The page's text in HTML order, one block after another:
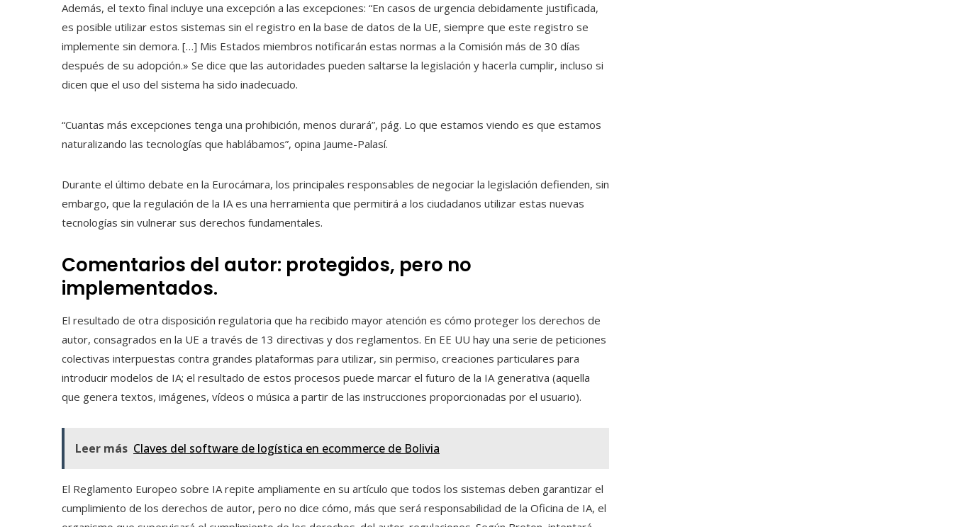
Además, el texto final incluye una excepción a las excepciones: “En casos de urgencia debidamente justificada,
es posible utilizar estos sistemas sin el registro en la base de datos de la UE, siempre que este registro se
implemente sin demora. […] Mis Estados miembros notificarán estas normas a la Comisión más de 30 días
después de su adopción.» Se dice que las autoridades pueden saltarse la legislación y hacerla cumplir, incluso si
dicen que el uso del sistema ha sido inadecuado.
“Cuantas más excepciones tenga una prohibición, menos durará”, pág. Lo que estamos viendo es que estamos
naturalizando las tecnologías que hablábamos”, opina Jaume-Palasí.
Durante el último debate en la Eurocámara, los principales responsables de negociar la legislación defienden, sin
embargo, que la regulación de la IA es una herramienta que permitirá a los ciudadanos utilizar estas nuevas
tecnologías sin vulnerar sus derechos fundamentales.
Comentarios del autor: protegidos, pero no
implementados.
El resultado de otra disposición regulatoria que ha recibido mayor atención es cómo proteger los derechos de
autor, consagrados en la UE a través de 13 directivas y dos reglamentos. En EE UU hay una serie de peticiones
colectivas interpuestas contra grandes plataformas para utilizar, sin permiso, creaciones particulares para
introducir modelos de IA; el resultado de estos procesos puede marcar el futuro de la IA generativa (aquella
que genera textos, imágenes, vídeos o música a partir de las instrucciones proporcionadas por el usuario).
Leer más Claves del software de logística en ecommerce de Bolivia
El Reglamento Europeo sobre IA repite ampliamente en su artículo que todos los sistemas deben garantizar el
cumplimiento de los derechos de autor, pero no dice cómo, más que será responsabilidad de la Oficina de IA, el